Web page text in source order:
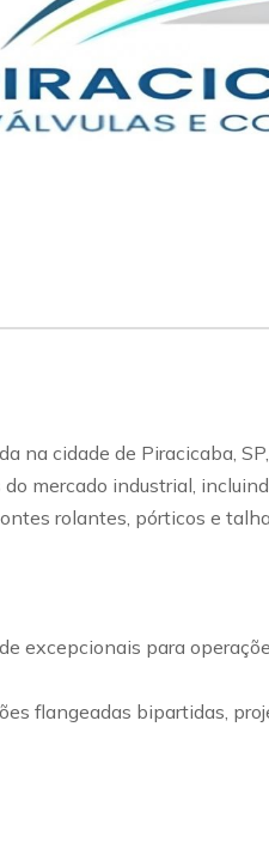
na cidade de Piracicaba,
mercado industrial,
rolantes, pórticos e
excepcionais para
flangeadas bipartidas,